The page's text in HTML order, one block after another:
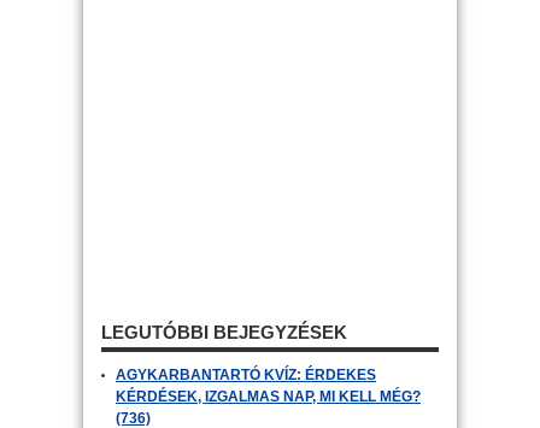
LEGUTÓBBI BEJEGYZÉSEK
AGYKARBANTARTÓ KVÍZ: ÉRDEKES
KÉRDÉSEK, IZGALMAS NAP, MI KELL MÉG?
(736)